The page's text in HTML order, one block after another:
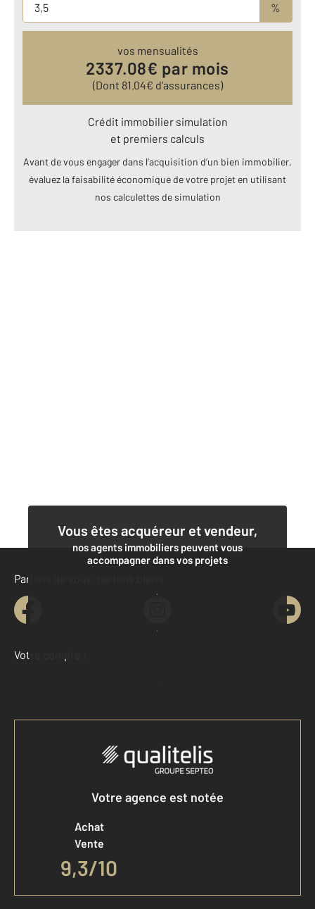
%
vos mensualités
2337.08€ par mois
(Dont 81.04€ d’assurances)
Crédit immobilier simulation
et premiers calculs
Avant de vous engager dans l’acquisition d’un bien immobilier,
évaluez la faisabilité économique de votre projet en utilisant
nos calculettes de simulation
Vous êtes acquéreur et vendeur,
nos agents immobiliers peuvent vous
accompagner dans vos projets
Contacter l'agence
Demander une estimation
Parlons de vous, parlons biens
Votre compte :
Accéder à mon compte
Votre agence est notée
Achat
Vente
9,3/10